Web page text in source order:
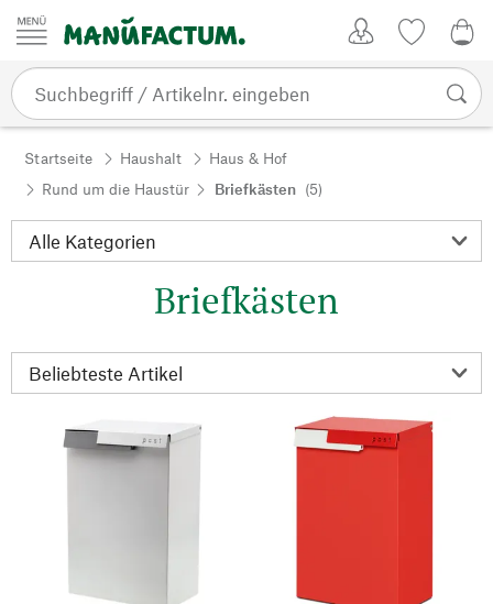
Zum Inhalt springen
Startseite Haushalt
Haus & Hof
Rund um die Haustür
Briefkästen (5)
Briefkästen